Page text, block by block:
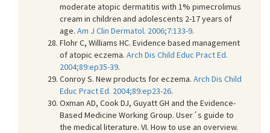
moderate atopic dermatitis with 1% pimecrolimus
cream in children and adolescents 2-17 years of
age. Am J Clin Dermatol. 2006;7:133-9.
Flohr C, Williams HC. Evidence based management
of atopic eczema. Arch Dis Child Educ Pract Ed.
2004;89:ep35-39.
Conroy S. New products for eczema. Arch Dis Child
Educ Pract Ed. 2004;89:ep23-26.
Oxman AD, Cook DJ, Guyatt GH and the Evidence-
Based Medicine Working Group. User´s guide to
the medical literature. VI. How to use an overview.